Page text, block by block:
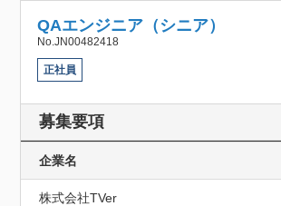
QAエンジニア（シニア）
No.JN00482418
正社員
募集要項
企業名
株式会社TVer